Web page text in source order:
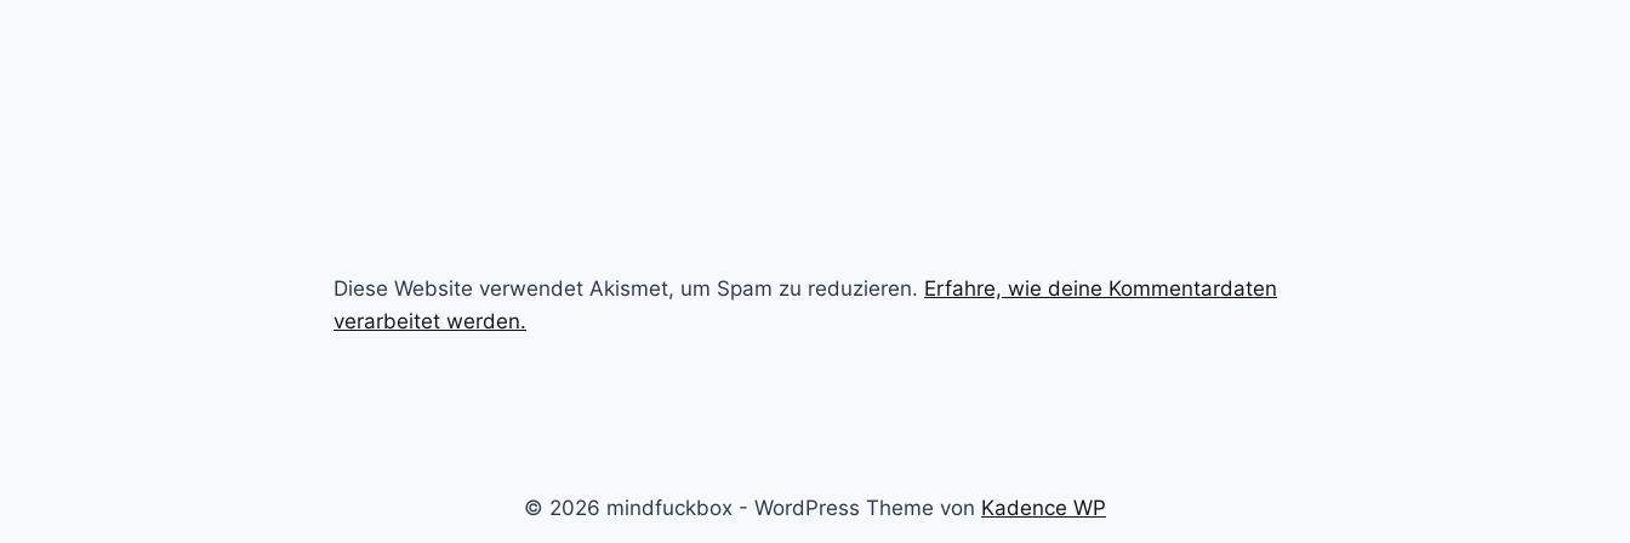
Diese Website verwendet Akismet, um Spam zu reduzieren. Erfahre, wie deine Kommentardaten
verarbeitet werden.
© 2026 mindfuckbox - WordPress Theme von Kadence WP